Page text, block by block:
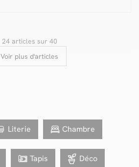
24 articles sur 40
Voir plus d'articles
Literie Chambre
Tapis Déco